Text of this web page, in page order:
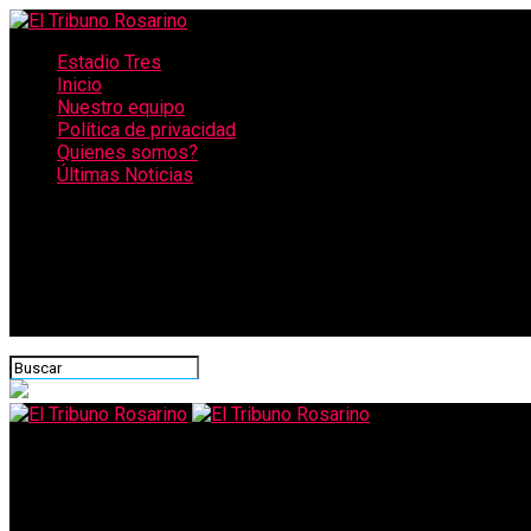
Estadio Tres
Inicio
Nuestro equipo
Política de privacidad
Quienes somos?
Últimas Noticias